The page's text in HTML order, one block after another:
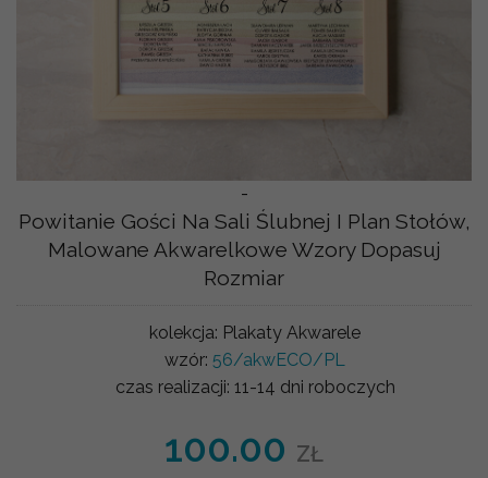
-
Powitanie Gości Na Sali Ślubnej I Plan Stołów,
Malowane Akwarelkowe Wzory Dopasuj
Rozmiar
kolekcja: Plakaty Akwarele
wzór: 56/akwECO/PL
czas realizacji: 11-14 dni roboczych
100.00 ZŁ